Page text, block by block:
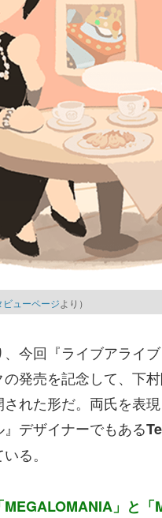
ューページより）
今回『ライブアライ
発売を記念して、下
れた形だ。両氏を表
デザイナーでもある
る。
MEGALOMANIA」と